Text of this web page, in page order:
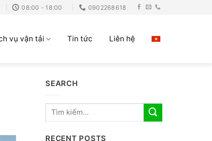
08:00 - 18:00 0902268618
vụ vận tải Tin tức Liên hệ
SEARCH
RECENT POSTS